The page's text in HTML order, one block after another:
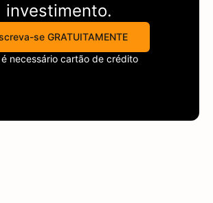
investimento.
se GRATUITAMENTE
é necessário cartão de crédito